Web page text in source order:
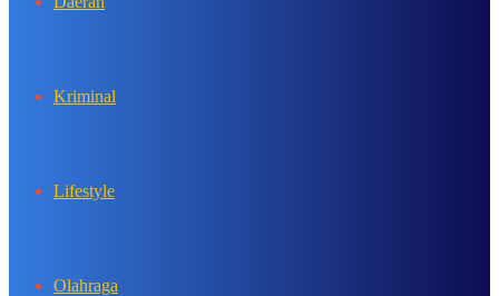
Kriminal
Lifestyle
Olahraga